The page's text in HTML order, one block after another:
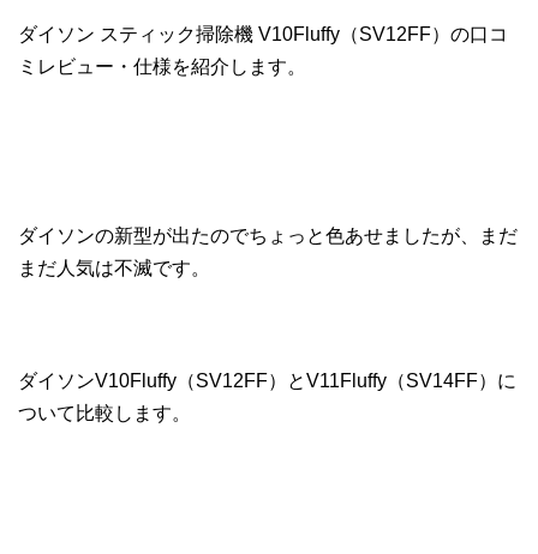
ダイソン スティック掃除機 V10Fluffy（SV12FF）の口コ
ミレビュー・仕様を紹介します。
ダイソンの新型が出たのでちょっと色あせましたが、まだ
まだ人気は不滅です。
ダイソンV10Fluffy（SV12FF）とV11Fluffy（SV14FF）に
ついて比較します。